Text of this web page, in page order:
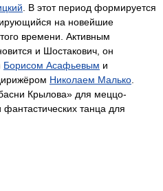
. В этот период формируется
на новейшие
времени. Активным
и Шостакович, он
Борисом Асафьевым и
Николаем Малько.
Крылова» для меццо-
танца для